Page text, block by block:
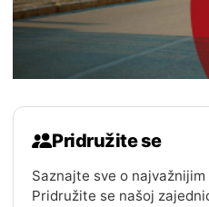
Pridružite se
Saznajte sve o
Pridružite se našoj